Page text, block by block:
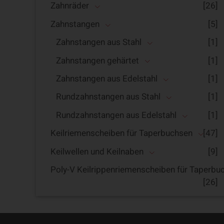
Zahnräder
[26]
Zahnstangen
[5]
Zahnstangen aus Stahl
[1]
Zahnstangen gehärtet
[1]
Zahnstangen aus Edelstahl
[1]
Rundzahnstangen aus Stahl
[1]
Rundzahnstangen aus Edelstahl
[1]
Keilriemenscheiben für Taperbuchsen
[47]
Keilwellen und Keilnaben
[9]
Poly-V Keilrippenriemenscheiben für
[26]